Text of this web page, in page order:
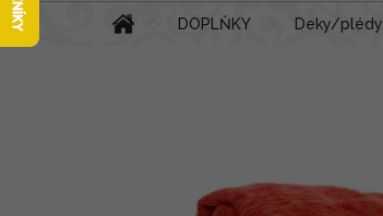
Přejít
na
obsah
Domů DOPLŇKY Deky/plédy